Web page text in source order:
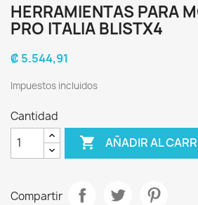
HERRAMIENTAS PARA
PRO ITALIA BLISTX4
₡ 5.544,91
Impuestos incluidos
Cantidad
 AÑADIR AL
Compartir